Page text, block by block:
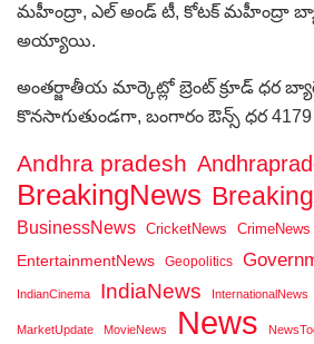
మహీంద్రా, ఎల్ అండ్ టీ, కోటక్ మహీంద్రా
అయ్యాయి.
అంతర్జాతీయ మార్కెట్లో బ్రెంట్ క్రూడ్ ధర
కొనసాగుతుండగా, బంగారం ఔన్స్ ధర 4179
Andhra pradesh
BreakingNews
BusinessNews CricketNews CrimeNews
EntertainmentNews Geopolitics
IndianCinema IndiaNews InternationalNews
MarketUpdate MovieNews News